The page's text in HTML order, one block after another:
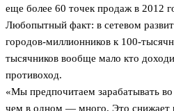
еще более 60 точек продаж в 2012
Любопытный факт: в сетевом
городов-миллионников к 100-
тысячников вообще мало кто
противоход.
«Мы предпочитаем зарабатывать
чем в одном — много. Это снижает